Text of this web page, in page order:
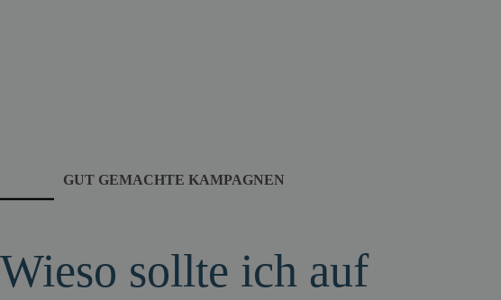
GUT GEMACHTE KAMPAGNEN
Wieso sollte ich auf